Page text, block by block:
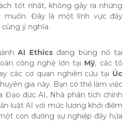
tốt nhất, không gây ra những
muốn. Đây là một lĩnh vực đầy
ý nghĩa.
AI Ethicsđang bùng nổ tại
công nghệ lớn tại Mỹ, các tổ
các cơ quan nghiên cứu tại Úc
gia này. Bạn có thể làm việc
Đạo đức AI, Nhà phân tích chính
luật AI với mức lương khởi điểm
con đường sự nghiệp đầy hứa